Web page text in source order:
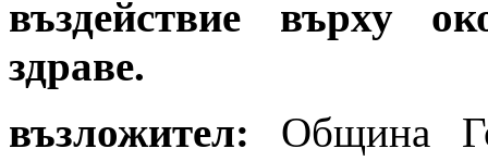
въздействие върху
здраве.
възложител: Община